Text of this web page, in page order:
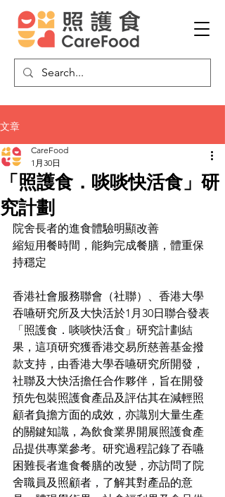
文章
「照護食．啖啖快活食」研
究計劃
CareFood
1月30日
院舍長者的進食體驗明顯改善
縮短用餐時間，能夠完成餐膳，體重保
持穩定
香港社會服務聯會（社聯）、香港大學
吞嚥研究所及大快活於1月30日聯合發表
「照護食．啖啖快活食」研究計劃結
果，這項研究獲香港交易所慈善基金撥
款支持，由香港大學吞嚥研究所開發，
社聯及大快活擔任合作夥伴，旨在開發
預先包裝照護食產品及評估其在減輕照
顧者負擔方面的成效，亦識別大量生產
的關鍵知識，為飲食業界開展照護食產
品提供專業參考。研究過程記錄了吞嚥
困難長者進食餐膳的改變，亦訪問了院
舍職員及照顧者，了解其對產品的意